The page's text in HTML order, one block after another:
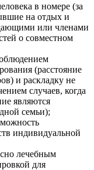
в номере (за
на отдых и
или членами
о совместном
(расстояние
и раскладку не
случаев, когда
являются
семьи);
индивидуальной
лечебным
для